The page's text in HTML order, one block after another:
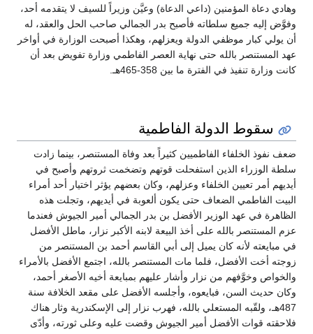
وهادي دعاة المؤمنين (داعي الدعاة) وعيَّن وزيراً للسيف لا يتقدمه أحد،
وفوَّض إليه جميع سلطاته فأصبح بدر الجمالي صاحب الحل والعقد، له
أن يولي كبار موظفي الدولة ويعزلهم، وهكذا أصبحت الوزارة في أواخر
عهد المستنصر بالله حتى نهاية العصر الفاطمي وزارة تفويض بعد أن
كانت وزارة تنفيذ في الفترة ما بين 358-465هـ.
سقوط الدولة الفاطمية
ضعف نفوذ الخلفاء الفاطميين كثيراً بعد وفاة المستنصر، بينما زادت
سلطة الوزراء الذين استفحلت قوتهم وتضخمت ثروتهم وأصبح في
أيديهم أمر تعيين الخلفاء وعزلهم، وكان بعضهم يؤثر اختيار أحد أمراء
البيت الفاطمي الضعاف حتى يكون ألعوبة في أيديهم، وتجلت هذه
الظاهرة في عهد الوزير الأفضل بن بدر الجمالي أمير الجيوش فعندما
عزم المستنصر بالله على أخذ البيعة لابنه الأكبر نزار، ماطل الأفضل
في مبايعته لأنه كان يميل إلى أبي القاسم أحمد بن المستنصر من
زوجته أخت الأفضل، فلما مات المستنصر بالله، اجتمع الأفضل بالأمراء
والخواص وخوَّفهم من نزار وأشار عليهم بمبايعة أخيه الأصغر أحمد،
وكان حديث السن، فبايعوه، وأجلسه الأفضل على مقعد الخلافة سنة
487هـ، ولقّبه المستعلي بالله، فهرب نزار إلى الإسكندرية وثار هناك
فلاحقته قوات الأفضل أمير الجيوش وقضت عليه وعلى ثورته، وأدّى